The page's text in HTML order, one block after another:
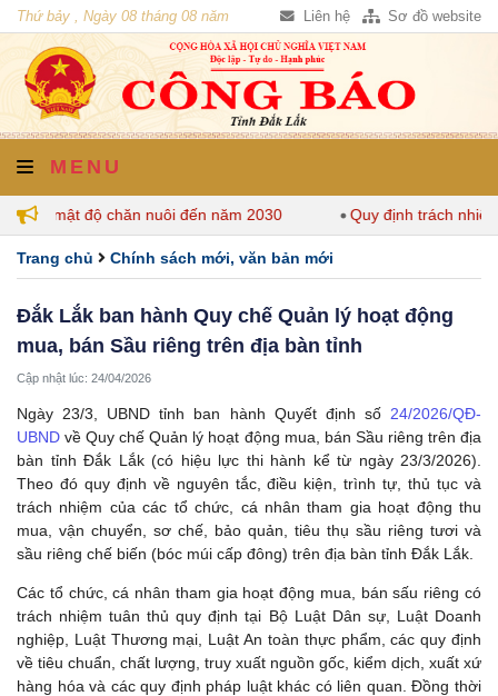
Thứ bảy , Ngày 08 tháng 08 năm
2026
Liên hệ Sơ đồ website
MENU
mật độ chăn nuôi đến năm 2030 Quy định trách nhiệm
Trang chủ Chính sách mới, văn bản mới
Đắk Lắk ban hành Quy chế Quản lý hoạt động
mua, bán Sầu riêng trên địa bàn tỉnh
Cập nhật lúc: 24/04/2026
Ngày 23/3, UBND tỉnh ban hành Quyết định số 24/2026/QĐ-
UBND về Quy chế Quản lý hoạt động mua, bán Sầu riêng trên địa
bàn tỉnh Đắk Lắk (có hiệu lực thi hành kể từ ngày 23/3/2026).
Theo đó quy định về nguyên tắc, điều kiện, trình tự, thủ tục và
trách nhiệm của các tổ chức, cá nhân tham gia hoạt động thu
mua, vận chuyển, sơ chế, bảo quản, tiêu thụ sầu riêng tươi và
sầu riêng chế biến (bóc múi cấp đông) trên địa bàn tỉnh Đắk Lắk.
Các tổ chức, cá nhân tham gia hoạt động mua, bán sấu riêng có
trách nhiệm tuân thủ quy định tại Bộ Luật Dân sự, Luật Doanh
nghiệp, Luật Thương mại, Luật An toàn thực phẩm, các quy định
về tiêu chuẩn, chất lượng, truy xuất nguồn gốc, kiểm dịch, xuất xứ
hàng hóa và các quy định pháp luật khác có liên quan. Đồng thời